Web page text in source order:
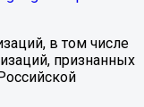
в том числе
признанных